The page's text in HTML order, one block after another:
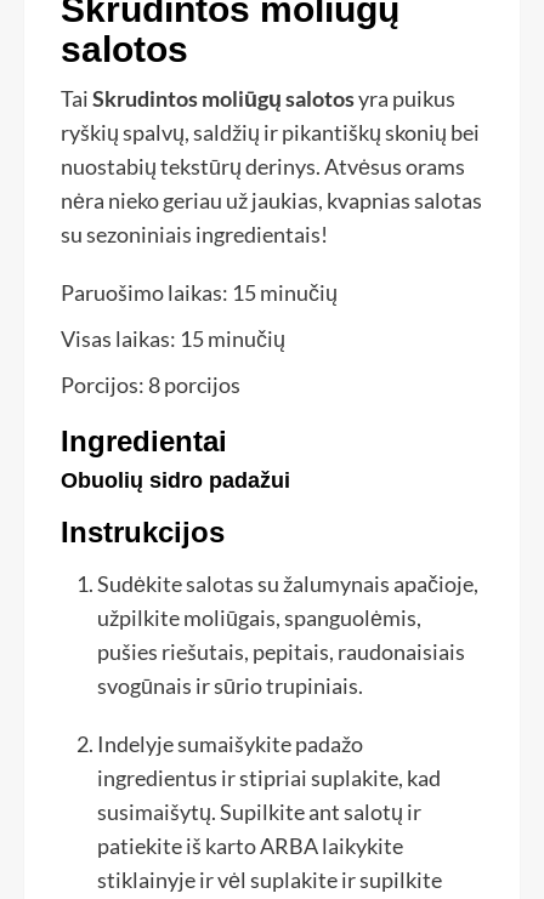
Skrudintos moliūgų
salotos
TaiSkrudintos moliūgų salotosyra puikus
ryškių spalvų, saldžių ir pikantiškų skonių bei
nuostabių tekstūrų derinys. Atvėsus orams
nėra nieko geriau už jaukias, kvapnias salotas
su sezoniniais ingredientais!
Paruošimo laikas: 15minučių
Visas laikas: 15minučių
Porcijos: 8porcijos
Ingredientai
Obuolių sidro padažui
Instrukcijos
Sudėkite salotas su žalumynais apačioje,
užpilkite moliūgais, spanguolėmis,
pušies riešutais, pepitais, raudonaisiais
svogūnais ir sūrio trupiniais.
Indelyje sumaišykite padažo
ingredientus ir stipriai suplakite, kad
susimaišytų. Supilkite ant salotų ir
patiekite iš karto ARBA laikykite
stiklainyje ir vėl suplakite ir supilkite